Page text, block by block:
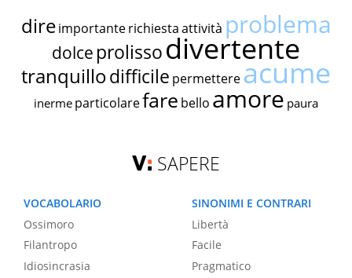
dire importante richiestaattività problema
dolce prolissodivertente
tranquillodifficile permettereacume
inerme particolarefare bello amore paura
SAPERE
VOCABOLARIO
Ossimoro
Filantropo
Idiosincrasia
SINONIMI E CONTRARI
Libertà
Facile
Pragmatico